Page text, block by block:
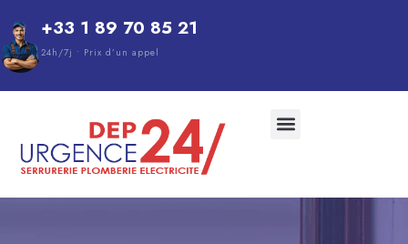
contenu
Menu
+33 1 89 70 85 21
24h/7j • Prix d’un appel